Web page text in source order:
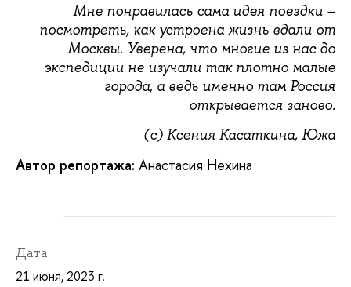
Мне понравилась сама идея поездки –
посмотреть, как устроена жизнь вдали от
Москвы. Уверена, что многие из нас до
экспедиции не изучали так плотно малые
города, а ведь именно там Россия
открывается заново.
(с) Ксения Касаткина, Южа
Автор репортажа: Анастасия Нехина
Дата
21 июня, 2023 г.